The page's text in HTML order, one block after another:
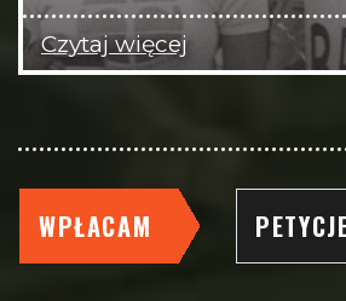
Czytaj więcej
WPŁACAM